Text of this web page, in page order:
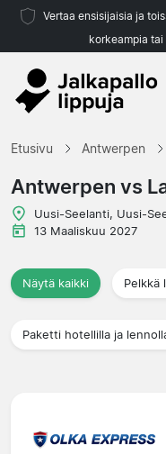
Vertaa ensisijaisia ja
korkeampia
Etusivu Antwerpen
Antwerpen vs
Uusi-Seelanti, Uusi-
13 Maaliskuu 2027
Näytä kaikki Pelkkä
Paketti hotellilla ja